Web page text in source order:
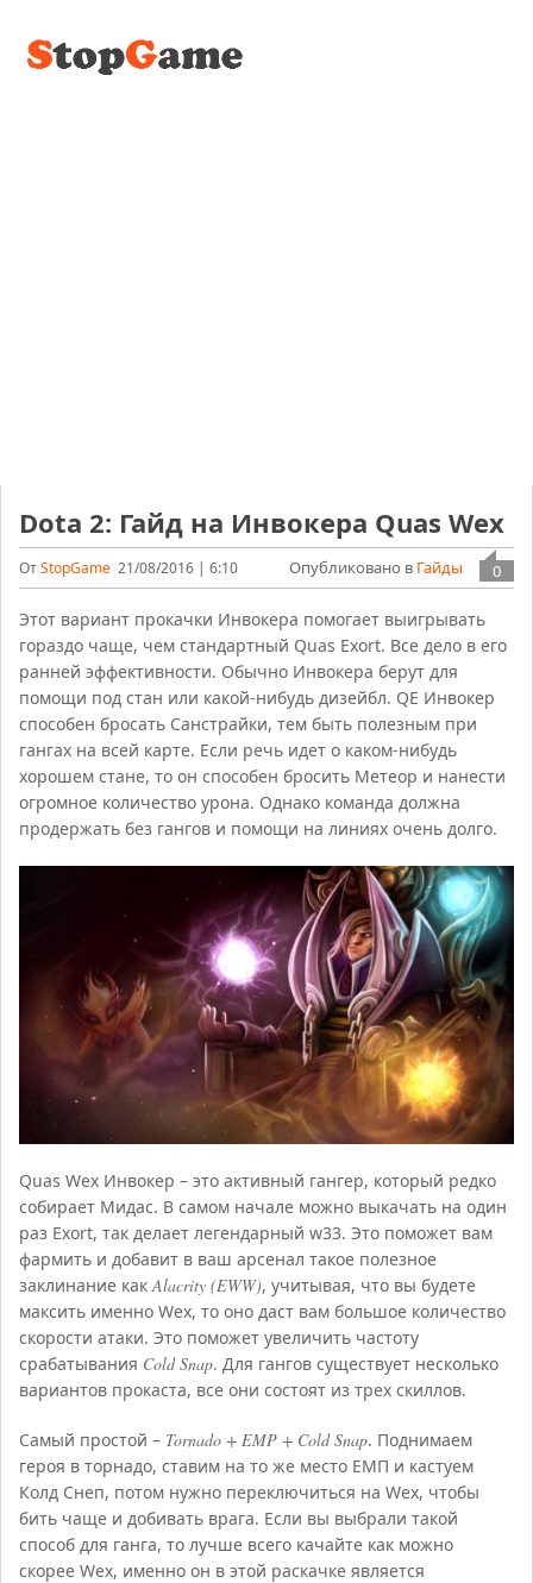
Dota 2: Гайд на Инвокера Quas Wex
ОтStopGame 21/08/2016 | 6:10 0
Опубликовано в Гайды
Этот вариант прокачки Инвокера помогает выигрывать
гораздо чаще, чем стандартный Quas Exort. Все дело в его
ранней эффективности. Обычно Инвокера берут для
помощи под стан или какой-нибудь дизейбл. QE Инвокер
способен бросать Санстрайки, тем быть полезным при
гангах на всей карте. Если речь идет о каком-нибудь
хорошем стане, то он способен бросить Метеор и нанести
огромное количество урона. Однако команда должна
продержать без гангов и помощи на линиях очень долго.
Quas Wex Инвокер – это активный гангер, который редко
собирает Мидас. В самом начале можно выкачать на один
раз Exort, так делает легендарный w33. Это поможет вам
фармить и добавит в ваш арсенал такое полезное
заклинание какAlacrity (EWW), учитывая, что вы будете
максить именно Wex, то оно даст вам большое количество
скорости атаки. Это поможет увеличить частоту
срабатывания Cold Snap. Для гангов существует несколько
вариантов прокаста, все они состоят из трех скиллов.
Самый простой – Tornado + EMP + Cold Snap. Поднимаем
героя в торнадо, ставим на то же место ЕМП и кастуем
Колд Снеп, потом нужно переключиться на Wex, чтобы
бить чаще и добивать врага. Если вы выбрали такой
способ для ганга, то лучше всего качайте как можно
скорее Wex, именно он в этой раскачке является